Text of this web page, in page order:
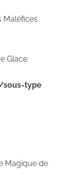
Maléfices
Glace
sous-type
Magique de